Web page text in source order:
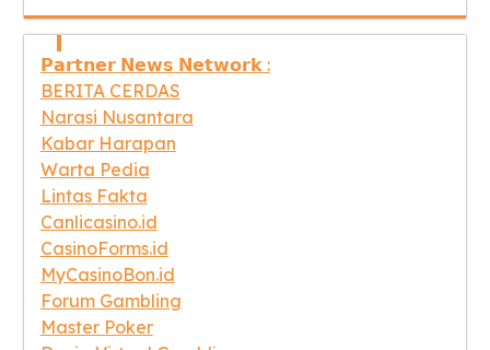
𝗣𝗮𝗿𝘁𝗻𝗲𝗿 𝗡𝗲𝘄𝘀 𝗡𝗲𝘁𝘄𝗼𝗿𝗸 :
BERITA CERDAS
Narasi Nusantara
Kabar Harapan
Warta Pedia
Lintas Fakta
Canlicasino.id
CasinoForms.id
MyCasinoBon.id
Forum Gambling
Master Poker